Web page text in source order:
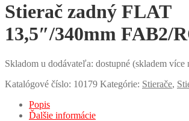
Stierač zadný FLAT
13,5″/340mm FAB2/
Skladom u dodávateľa: dostupné (skladem více
Katalógové číslo: 10179 Kategórie: Stierače,
Popis
Ďalšie informácie